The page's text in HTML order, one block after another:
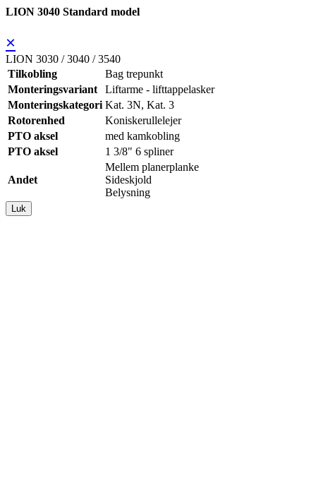
LION 3040 Standard model
×
LION 3030 / 3040 / 3540
Tilkobling
Bag trepunkt
Monteringsvariant
Liftarme - lifttappelasker
Monteringskategori Kat. 3N, Kat. 3
Rotorenhed
Koniskerullelejer
PTO aksel
med kamkobling
PTO aksel
1 3/8" 6 spliner
Andet
Mellem planerplanke
Sideskjold
Belysning
Luk